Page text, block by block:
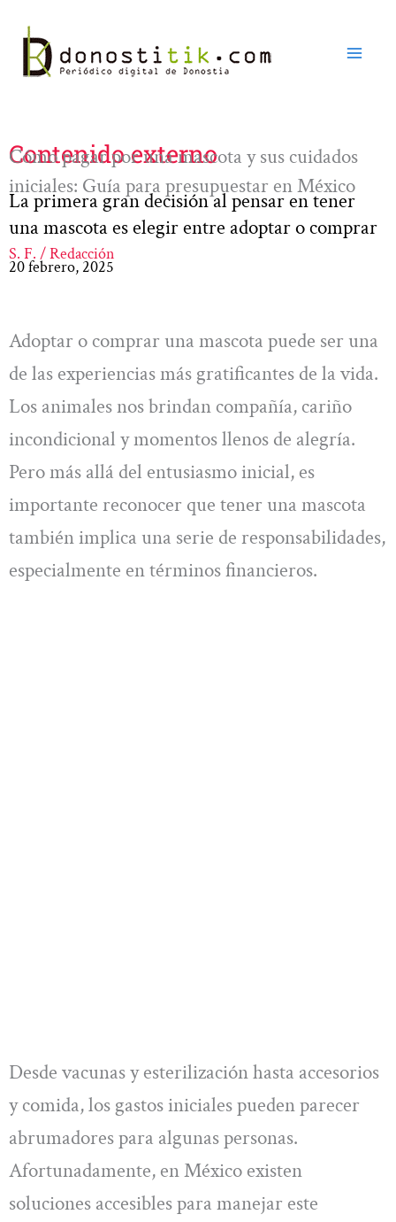
contenido
Contenido externo
Cómo pagar por una mascota y sus cuidados
iniciales: Guía para presupuestar en México
La primera gran decisión al pensar en tener
una mascota es elegir entre adoptar o comprar
S. F. / Redacción
20 febrero, 2025
Adoptar o comprar una mascota puede ser una
de las experiencias más gratificantes de la vida.
Los animales nos brindan compañía, cariño
incondicional y momentos llenos de alegría.
Pero más allá del entusiasmo inicial, es
importante reconocer que tener una mascota
también implica una serie de responsabilidades,
especialmente en términos financieros.
Desde vacunas y esterilización hasta accesorios
y comida, los gastos iniciales pueden parecer
abrumadores para algunas personas.
Afortunadamente, en México existen
soluciones accesibles para manejar este